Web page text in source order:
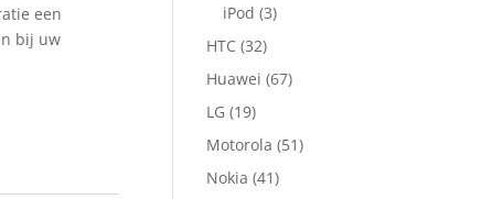
een
bij uw
iPod (3)
HTC (32)
Huawei (67)
LG (19)
Motorola (51)
Nokia (41)